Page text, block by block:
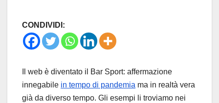
CONDIVIDI:
Il web è diventato il Bar Sport: affermazione
innegabile in tempo di pandemia ma in realtà vera
già da diverso tempo. Gli esempi li troviamo nei